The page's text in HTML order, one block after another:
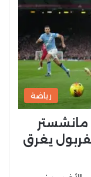
رياضة
مانشستر
يغرق